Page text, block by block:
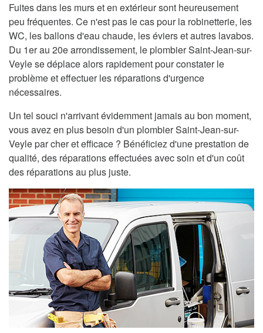
Fuites dans les murs et en extérieur sont heureusement
peu fréquentes. Ce n'est pas le cas pour la robinetterie, les
WC, les ballons d'eau chaude, les éviers et autres lavabos.
Du 1er au 20e arrondissement, le plombier Saint-Jean-sur-
Veyle se déplace alors rapidement pour constater le
problème et effectuer les réparations d'urgence
nécessaires.
Un tel souci n'arrivant évidemment jamais au bon moment,
vous avez en plus besoin d'un plombier Saint-Jean-sur-
Veyle par cher et efficace ? Bénéficiez d'une prestation de
qualité, des réparations effectuées avec soin et d'un coût
des réparations au plus juste.